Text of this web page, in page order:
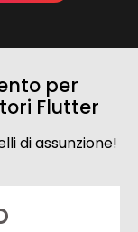
per
Flutter
di assunzione!